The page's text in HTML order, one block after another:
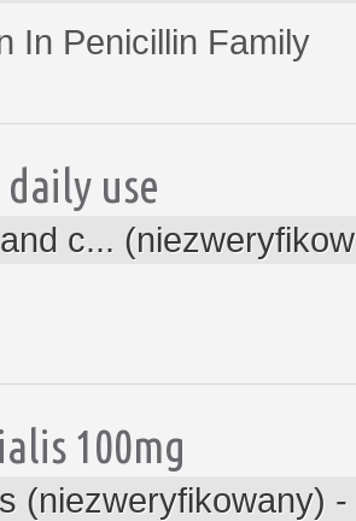
In Penicillin Family
use
c...
100mg
(niezweryfikowany) -